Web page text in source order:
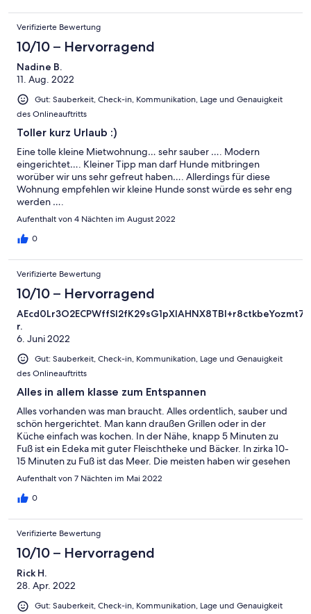
Verifizierte Bewertung
10/10 – Hervorragend
Nadine B.
11. Aug. 2022
Gut: Sauberkeit, Check-in, Kommunikation, Lage und Genauigkeit
des Onlineauftritts
Toller kurz Urlaub :)
Eine tolle kleine Mietwohnung… sehr sauber …. Modern
eingerichtet…. Kleiner Tipp man darf Hunde mitbringen
worüber wir uns sehr gefreut haben…. Allerdings für diese
Wohnung empfehlen wir kleine Hunde sonst würde es sehr eng
werden ….
Aufenthalt von 4 Nächten im August 2022
0
Verifizierte Bewertung
10/10 – Hervorragend
r.
6. Juni 2022
Gut: Sauberkeit, Check-in, Kommunikation, Lage und Genauigkeit
des Onlineauftritts
Alles in allem klasse zum Entspannen
Alles vorhanden was man braucht. Alles ordentlich, sauber und
schön hergerichtet. Man kann draußen Grillen oder in der
Küche einfach was kochen. In der Nähe, knapp 5 Minuten zu
Fuß ist ein Edeka mit guter Fleischtheke und Bäcker. In zirka 10-
15 Minuten zu Fuß ist das Meer. Die meisten haben wir gesehen
sind aber mit dem Rad unterwegs. Bringen es selbst mit oder
Aufenthalt von 7 Nächten im Mai 2022
0
Verifizierte Bewertung
10/10 – Hervorragend
Rick H.
28. Apr. 2022
Gut: Sauberkeit, Check-in, Kommunikation, Lage und Genauigkeit